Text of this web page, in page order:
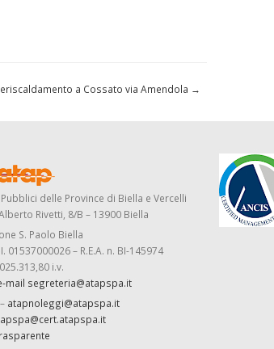
a Cossato via Amendola →
delle Province di Biella e Vercelli
Rivetti, 8/B – 13900 Biella
S. Paolo Biella
01537000026 – R.E.A. n. BI-145974
i.v.
mail segreteria@atapspa.it
atapnoleggi@atapspa.it